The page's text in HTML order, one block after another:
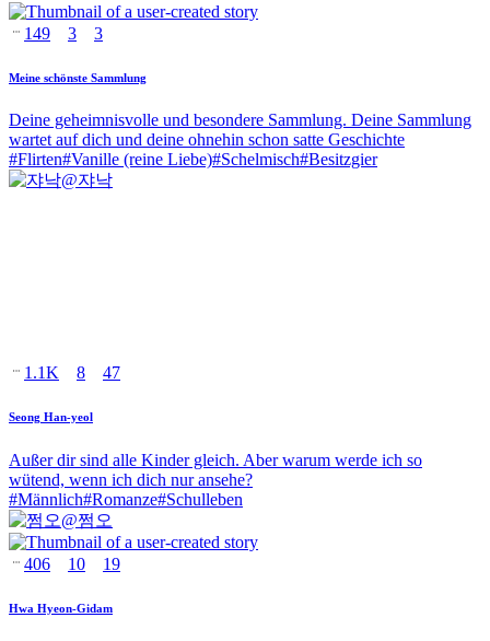
149 3 3
Meine schönste Sammlung
Deine geheimnisvolle und besondere Sammlung. Deine Sammlung
wartet auf dich und deine ohnehin schon satte Geschichte
#Flirten#Vanille (reine Liebe)#Schelmisch#Besitzgier
@쟈낙
1.1K 8 47
Seong Han-yeol
Außer dir sind alle Kinder gleich. Aber warum werde ich so
wütend, wenn ich dich nur ansehe?
#Männlich#Romanze#Schulleben
@쩜오
406 10 19
Hwa Hyeon-Gidam